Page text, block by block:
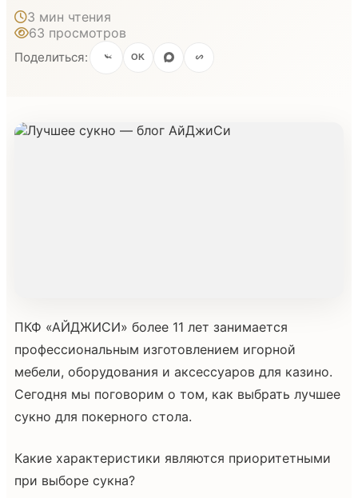
3 мин чтения
63 просмотров
Поделиться: OK
ПКФ «АЙДЖИСИ» более 11 лет занимается
профессиональным изготовлением игорной
мебели, оборудования и аксессуаров для казино.
Сегодня мы поговорим о том, как выбрать лучшее
сукно для покерного стола.
Какие характеристики являются приоритетными
при выборе сукна?